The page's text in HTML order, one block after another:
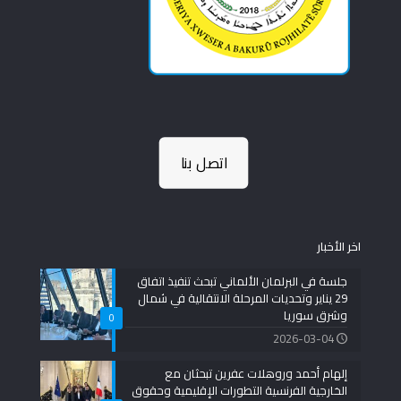
اتصل بنا
اخر الأخبار
0
جلسة في البرلمان الألماني تبحث تنفيذ اتفاق
29 يناير وتحديات المرحلة الانتقالية في شمال
وشرق سوريا
2026-03-04
إلهام أحمد وروهلات عفرين تبحثان مع
الخارجية الفرنسية التطورات الإقليمية وحقوق